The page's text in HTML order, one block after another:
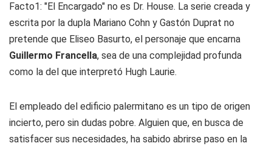
Facto1: "El Encargado" no es Dr. House. La serie creada y
escrita por la dupla Mariano Cohn y Gastón Duprat no
pretende que Eliseo Basurto, el personaje que encarna
Guillermo Francella, sea de una complejidad profunda
como la del que interpretó Hugh Laurie.
El empleado del edificio palermitano es un tipo de origen
incierto, pero sin dudas pobre. Alguien que, en busca de
satisfacer sus necesidades, ha sabido abrirse paso en la